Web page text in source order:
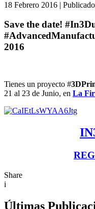
18 Febrero 2016 |
Save the date!
2016
Tienes un proyecto #
21 al 23 de Junio, en La
Share
i
Últimas